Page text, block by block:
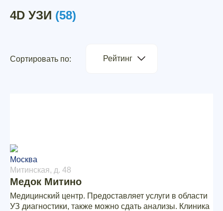
4D УЗИ (58)
Сортировать по: Рейтинг
Москва
Митинская, д. 48
Медок Митино
Медицинский центр. Предоставляет услуги в области
УЗ диагностики, также можно сдать анализы. Клиника